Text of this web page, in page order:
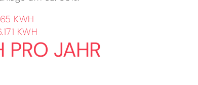
KWH
KWH
PRO JAHR